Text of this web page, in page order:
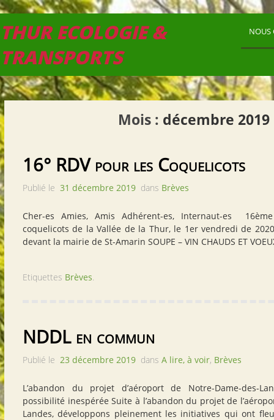
THUR ECOLOGIE &
TRANSPORTS
NOUS
Mois : décembre 2019
16° RDV pour les Coquelicots
Publié le 31 décembre 2019 dans Brèves
Cher-es Amies, Amis Adhérent-es, Internaut-es
coquelicots de la Vallée de la Thur, le 1er vendredi de
devant la mairie de St-Amarin SOUPE – VIN CHAUDS ET
Etiquettes Brèves.
NDDL en commun
Publié le 23 décembre 2019 dans A lire, à voir, Brèves
L’abandon du projet d’aéroport de Notre-Dame-des-
possibilité inespérée Suite à l’abandon du projet de
Landes, développons pleinement les initiatives qui ont